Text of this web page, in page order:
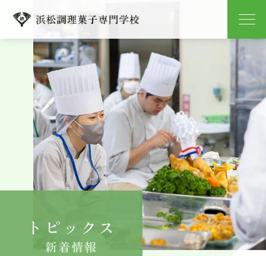
学校紹介
学科紹介
キャンパスライフ
就職
よくある質問
トピックス
新着情報